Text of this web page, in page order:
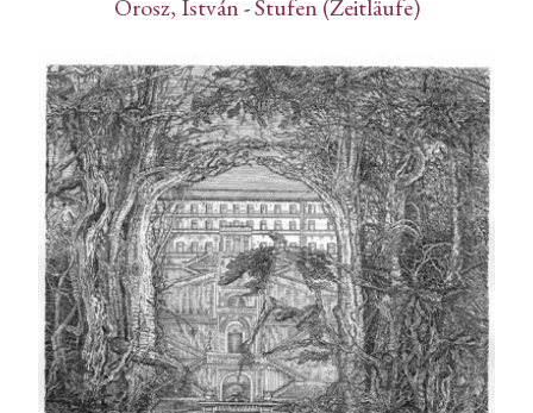
Orosz, István-Stufen (Zeitläufe)